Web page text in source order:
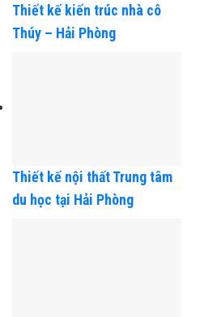
Thiết kế kiến trúc nhà cô
Thúy – Hải Phòng
Thiết kế nội thất Trung tâm
du học tại Hải Phòng